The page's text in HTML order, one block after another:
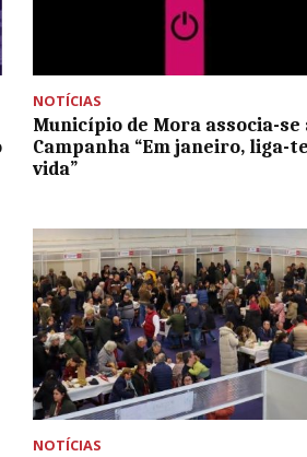
NOTÍCIAS
Município de Mora associa-se
Campanha “Em janeiro, liga-
vida”
NOTÍCIAS